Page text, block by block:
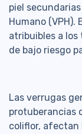
piel
Humano (VPH).
atribuibles a los
de bajo riesgo
Las verrugas
protuberancias
coliflor, afectan